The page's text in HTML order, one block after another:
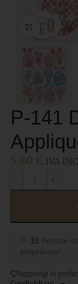
Click to
P-141
IVA
22
Aggiungi ai